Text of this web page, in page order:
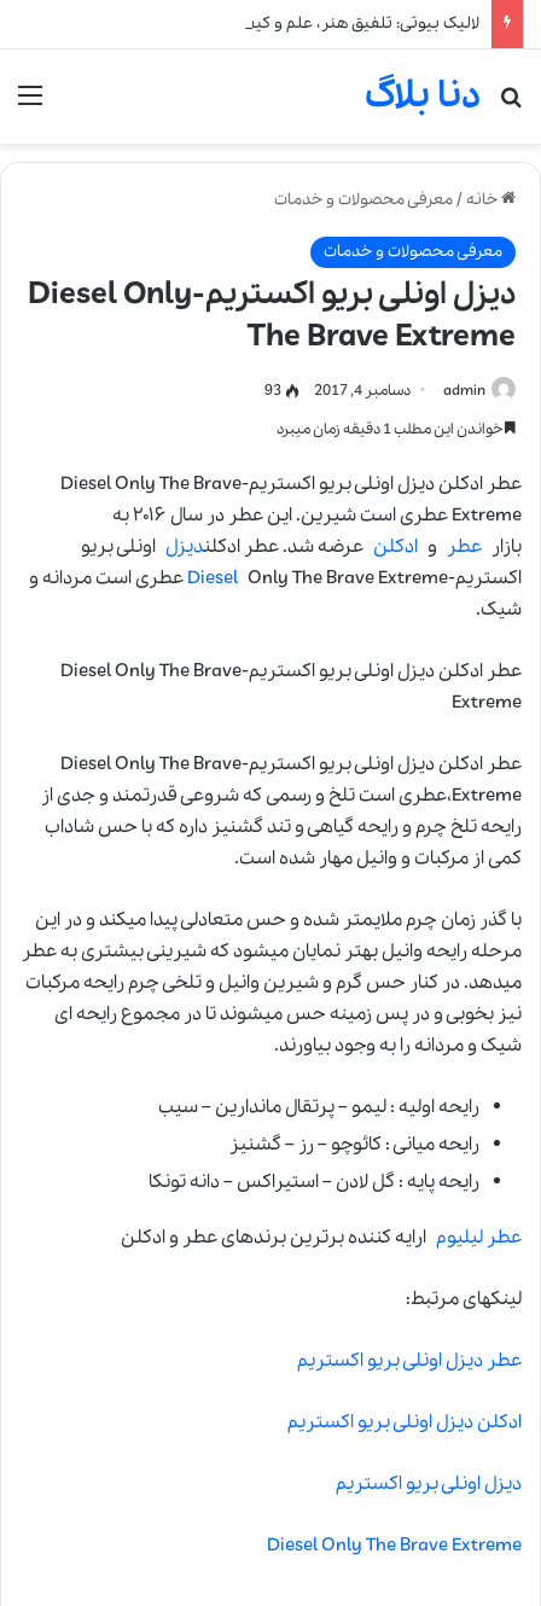
لالیک بیوتی: تلفیق هنر، علم و کیفیت در خلق عطرهای لالیک
دنا بلاگ
جستجو برای
خانه/معرفی محصولات و خدمات
معرفی محصولات و خدمات
دیزل اونلی بریو اکستریم-Diesel Only
The Brave Extreme
admin دسامبر 4, 2017
93
خواندن این مطلب 1 دقیقه زمان میبرد
عطر ادکلن دیزل اونلی بریو اکستریم-Diesel Only The Brave
Extreme عطری است شیرین. این عطر در سال ۲۰۱۶ به
بازار عطر و ادکلن عرضه شد. عطر ادکلندیزل اونلی بریو
اکستریم-
DieselOnly The Brave Extreme عطری است مردانه و
شیک.
عطر ادکلن دیزل اونلی بریو اکستریم-Diesel Only The Brave
Extreme
عطر ادکلن دیزل اونلی بریو اکستریم-Diesel Only The Brave
Extreme،عطری است تلخ و رسمی که شروعی قدرتمند و جدی از
رایحه تلخ چرم و رایحه گیاهی و تند گشنیز داره که با حس شاداب
کمی از مرکبات و وانیل مهار شده است.
با گذر زمان چرم ملایمتر شده و حس متعادلی پیدا میکند و در این
مرحله رایحه وانیل بهتر نمایان میشود که شیرینی بیشتری به عطر
میدهد. در کنار حس گرم و شیرین وانیل و تلخی چرم رایحه مرکبات
نیز بخوبی و در پس زمینه حس میشوند تا در مجموع رایحه ای
شیک و مردانه را به وجود بیاورند.
رایحه اولیه : لیمو – پرتقال ماندارین – سیب
رایحه میانی : کائوچو – رز – گشنیز
رایحه پایه : گل لادن – استیراکس – دانه تونکا
عطر لیلیوم ارایه کننده برترین برندهای عطر و ادکلن
لینکهای مرتبط:
عطر دیزل اونلی بریو اکستریم
ادکلن دیزل اونلی بریو اکستریم
دیزل اونلی بریو اکستریم
Diesel Only The Brave Extreme